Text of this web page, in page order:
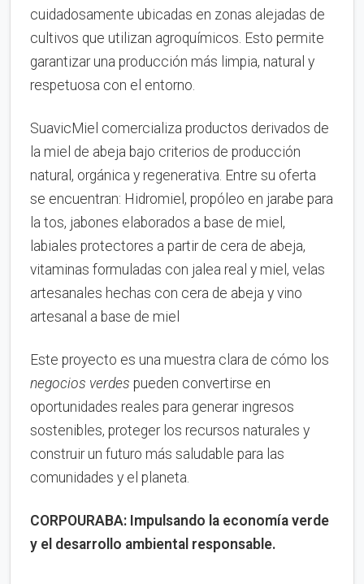
cuidadosamente ubicadas en zonas alejadas de
cultivos que utilizan agroquímicos. Esto permite
garantizar una producción más limpia, natural y
respetuosa con el entorno.
SuavicMiel comercializa productos derivados de
la miel de abeja bajo criterios de producción
natural, orgánica y regenerativa. Entre su oferta
se encuentran: Hidromiel, propóleo en jarabe para
la tos, jabones elaborados a base de miel,
labiales protectores a partir de cera de abeja,
vitaminas formuladas con jalea real y miel, velas
artesanales hechas con cera de abeja y vino
artesanal a base de miel
Este proyecto es una muestra clara de cómo los
negocios verdes pueden convertirse en
oportunidades reales para generar ingresos
sostenibles, proteger los recursos naturales y
construir un futuro más saludable para las
comunidades y el planeta.
CORPOURABA: Impulsando la economía verde
y el desarrollo ambiental responsable.